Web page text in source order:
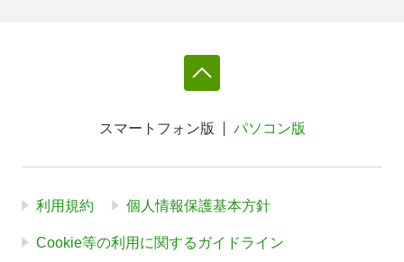
スマートフォン版 パソコン版
利用規約 個人情報保護基本方針
Cookie等の利用に関するガイドライン